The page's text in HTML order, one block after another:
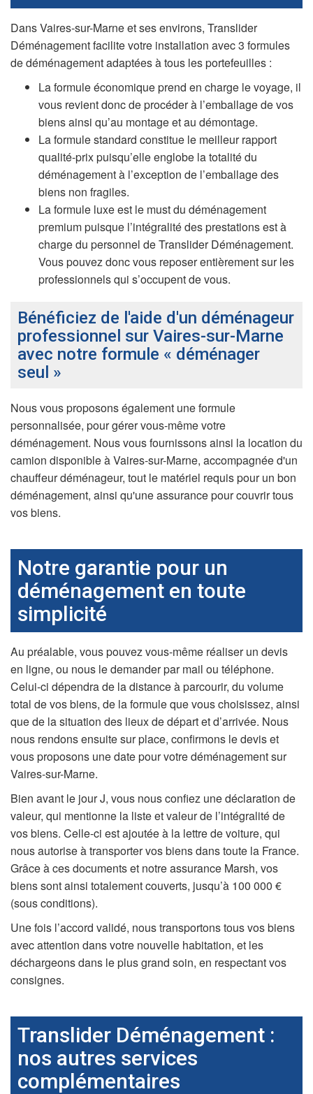
Dans Vaires-sur-Marne et ses environs, Translider
Déménagement facilite votre installation avec 3 formules
de déménagement adaptées à tous les portefeuilles :
La formule économique prend en charge le voyage, il
vous revient donc de procéder à l’emballage de vos
biens ainsi qu’au montage et au démontage.
La formule standard constitue le meilleur rapport
qualité-prix puisqu’elle englobe la totalité du
déménagement à l’exception de l’emballage des
biens non fragiles.
La formule luxe est le must du déménagement
premium puisque l’intégralité des prestations est à
charge du personnel de Translider Déménagement.
Vous pouvez donc vous reposer entièrement sur les
professionnels qui s’occupent de vous.
Bénéficiez de l'aide d'un déménageur
professionnel sur Vaires-sur-Marne
avec notre formule « déménager
seul »
Nous vous proposons également une formule
personnalisée, pour gérer vous-même votre
déménagement. Nous vous fournissons ainsi la location du
camion disponible à Vaires-sur-Marne, accompagnée d'un
chauffeur déménageur, tout le matériel requis pour un bon
déménagement, ainsi qu'une assurance pour couvrir tous
vos biens.
Notre garantie pour un
déménagement en toute
simplicité
Au préalable, vous pouvez vous-même réaliser un devis
en ligne, ou nous le demander par mail ou téléphone.
Celui-ci dépendra de la distance à parcourir, du volume
total de vos biens, de la formule que vous choisissez, ainsi
que de la situation des lieux de départ et d’arrivée. Nous
nous rendons ensuite sur place, confirmons le devis et
vous proposons une date pour votre déménagement sur
Vaires-sur-Marne.
Bien avant le jour J, vous nous confiez une déclaration de
valeur, qui mentionne la liste et valeur de l’intégralité de
vos biens. Celle-ci est ajoutée à la lettre de voiture, qui
nous autorise à transporter vos biens dans toute la France.
Grâce à ces documents et notre assurance Marsh, vos
biens sont ainsi totalement couverts, jusqu’à 100 000 €
(sous conditions).
Une fois l’accord validé, nous transportons tous vos biens
avec attention dans votre nouvelle habitation, et les
déchargeons dans le plus grand soin, en respectant vos
consignes.
Translider Déménagement :
nos autres services
complémentaires